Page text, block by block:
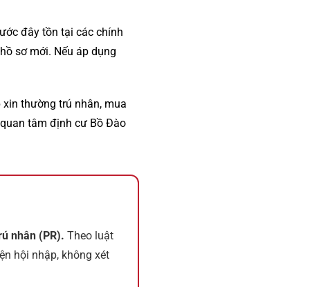
đây tồn tại các chính
sơ mới. Nếu áp dụng
xin thường trú nhân, mua
tâm định cư Bồ Đào
nhân (PR). Theo luật
hội nhập, không xét